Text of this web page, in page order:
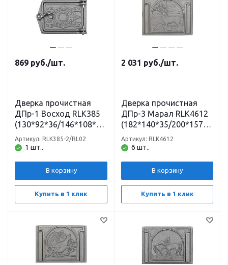
869 руб./шт.
Дверка прочистная
ДПр-1 Восход RLK385
(130*92*36/146*108*75
) неокрашенная
Рубцовск
1 шт..
Артикул: RLK385-2/RL02
В корзину
Купить в 1 клик
2 031 руб./шт.
Дверка прочистная
ДПр-3 Марал RLK4612
(182*140*35/200*157,5
*54) неокрашенная
Рубцовск
6 шт..
Артикул: RLK4612
В корзину
Купить в 1 клик